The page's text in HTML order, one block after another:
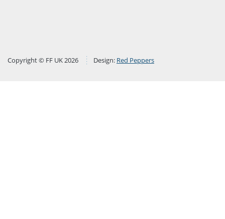
Copyright © FF UK 2026 Design: Red Peppers